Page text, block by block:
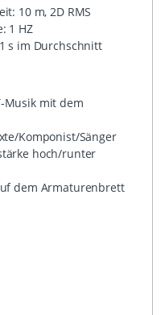
10 m, 2D RMS
1 HZ
s im Durchschnitt
Musik mit dem
Komponist/Sänger
hoch/runter
dem Armaturenbrett